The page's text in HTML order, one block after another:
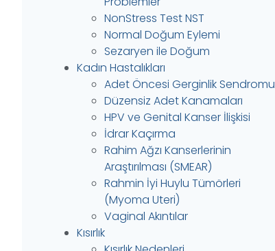
NonStress Test NST
Normal Doğum Eylemi
Sezaryen ile Doğum
Kadın Hastalıkları
Adet Öncesi Gerginlik Sendromu
Düzensiz Adet Kanamaları
HPV ve Genital Kanser İlişkisi
İdrar Kaçırma
Rahim Ağzı Kanserlerinin
Araştırılması (SMEAR)
Rahmin İyi Huylu Tümörleri
(Myoma Uteri)
Vaginal Akıntılar
Kısırlık